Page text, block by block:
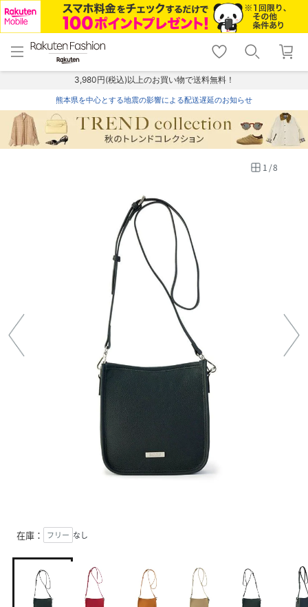
menu home
トップ
shopping_cart lock_outline
ログイン
3,980円(税込)以上のお買い物で送料無料！
熊本県を中心とする地震の影響による配送遅延のお知らせ
1 /8
在庫： フリー なし